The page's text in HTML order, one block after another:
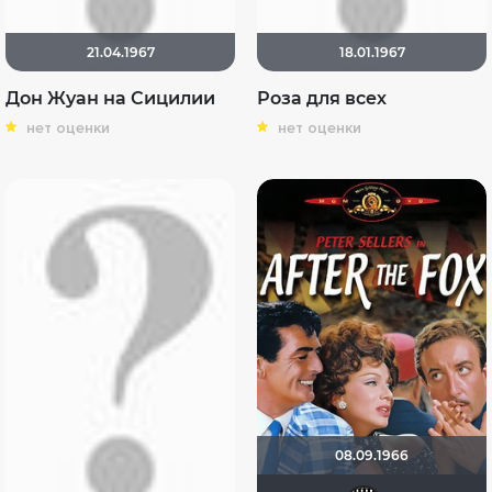
21.04.1967
Дон Жуан на Сицилии
нет оценки
18.01.1967
Роза для всех
нет оценки
08.09.1966